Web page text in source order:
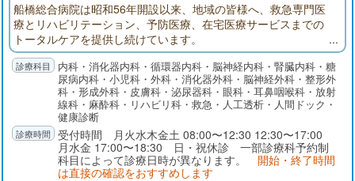
船橋総合病院は昭和56年開設以来、地域の皆様へ、救急専門医
療とリハビリテーション、予防医療、在宅医療サービスまでの
トータルケアを提供し続けています。
内科・消化器内科・循環器内科・脳神経内科・腎臓内科・糖
尿病内科・小児科・外科・消化器外科・脳神経外科・整形外
科・形成外科・皮膚科・泌尿器科・眼科・耳鼻咽喉科・放射
線科・麻酔科・リハビリ科・救急・人工透析・人間ドック・
健康診断
受付時間 月火水木金土 08:00〜12:30 12:30〜17:00
月水金 17:00〜18:30 日・祝休診 一部診療科予約制
科目によって診療日時が異なります。 開始・終了時間
は直接の確認をおすすめします